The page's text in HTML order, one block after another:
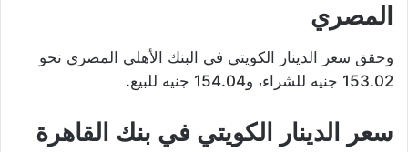
المصري
وحقق سعر الدينار الكويتي في البنك الأهلي المصري نحو
153.02 جنيه للشراء، و154.04 جنيه للبيع.
سعر الدينار الكويتي في بنك القاهرة